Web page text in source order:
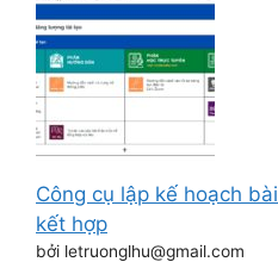
Công cụ lập kế hoạch
kết hợp
bởi letruonglhu@gmail.com